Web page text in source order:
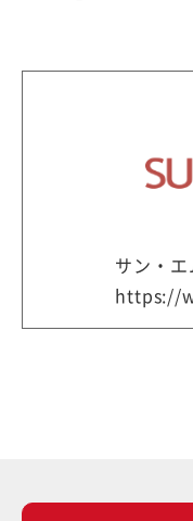
サン・
https://